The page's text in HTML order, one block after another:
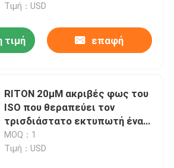
Τιμή：USD
τιμή επαφή
RITON 20μM ακριβές φως του
ISO που θεραπεύει τον
τρισδιάστατο εκτυπωτή ένα
εκτύπωση οδοντοστοιχιών
στάσεων
MOQ：1
Τιμή：USD